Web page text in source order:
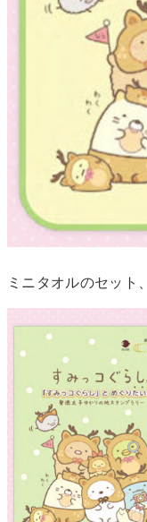
ミニタオルのセット、